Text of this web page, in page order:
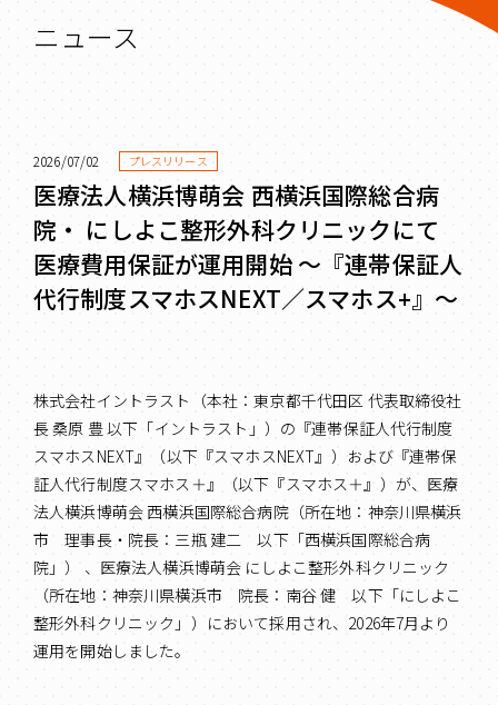
ニュース
2026/07/02 プレスリリース
医療法人横浜博萌会 西横浜国際総合病
院・ にしよこ整形外科クリニックにて
医療費用保証が運用開始 ～『連帯保証人
代行制度スマホスNEXT／スマホス+』～
株式会社イントラスト（本社：東京都千代田区 代表取締役社
長 桑原 豊 以下「イントラスト」）の『連帯保証人代行制度
スマホスNEXT』（以下『スマホスNEXT』）および『連帯保
証人代行制度スマホス＋』（以下『スマホス＋』）が、医療
法人横浜博萌会 西横浜国際総合病院（所在地：神奈川県横浜
市 理事長・院長：三瓶 建二 以下「西横浜国際総合病
院」） 、医療法人横浜博萌会 にしよこ整形外科クリニック
（所在地：神奈川県横浜市 院長：南谷 健 以下「にしよこ
整形外科クリニック」）において採用され、2026年7月より
運用を開始しました。